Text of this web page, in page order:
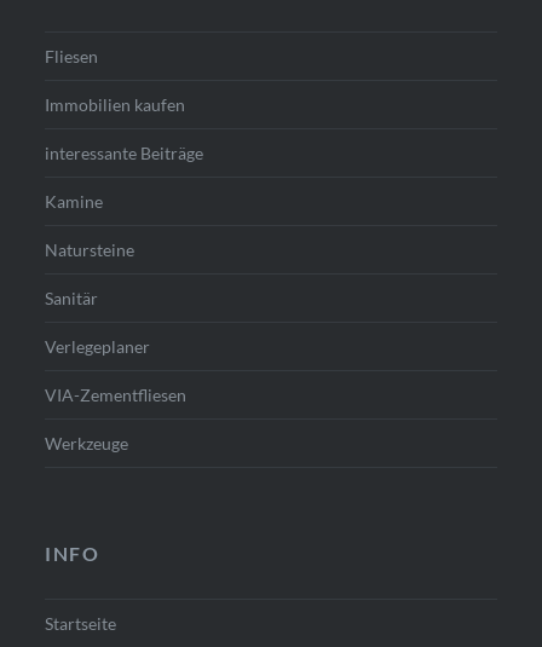
Fliesen
Immobilien kaufen
interessante Beiträge
Kamine
Natursteine
Sanitär
Verlegeplaner
VIA-Zementfliesen
Werkzeuge
INFO
Startseite